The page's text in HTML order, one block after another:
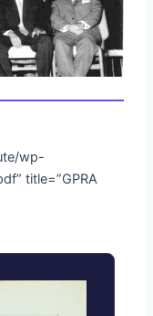
wp-
title=”GPRA